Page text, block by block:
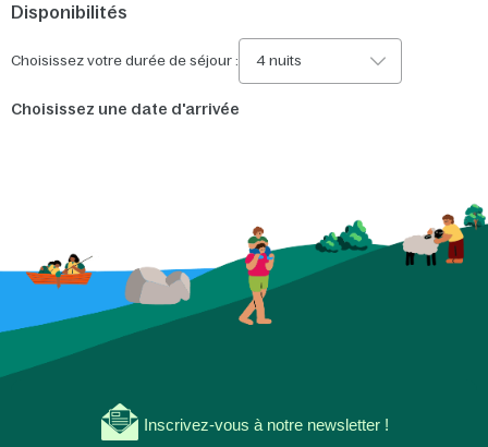
Disponibilités
Choisissez votre durée de séjour : 4 nuits
Choisissez une date d'arrivée
Inscrivez-vous à notre newsletter !